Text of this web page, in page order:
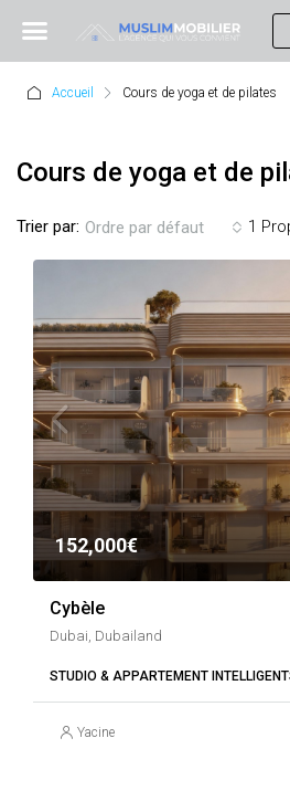
Accueil Cours de yoga et de pilates
Cours de yoga et de
1
Trier par: Ordre par défaut
152,000€
Cybèle
Dubai, Dubailand
STUDIO & APPARTEMENT
Yacine